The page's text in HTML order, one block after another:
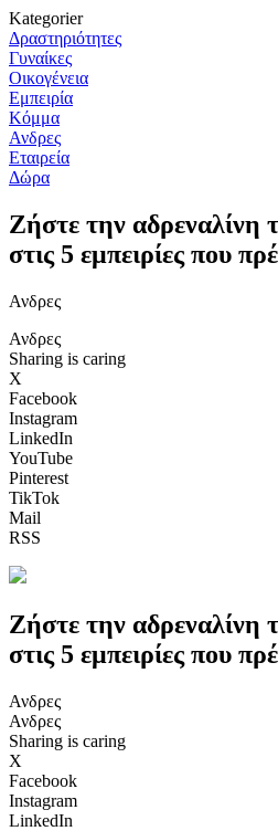
Kategorier
Δραστηριότητες
Γυναίκες
Οικογένεια
Εμπειρία
Κόμμα
Ανδρες
Εταιρεία
Δώρα
Ζήστε την αδρεναλίνη
στις 5 εμπειρίες που
Ανδρες
Ανδρες
Sharing is caring
X
Facebook
Instagram
LinkedIn
YouTube
Pinterest
TikTok
Mail
RSS
Ζήστε την αδρεναλίνη
στις 5 εμπειρίες που
Ανδρες
Ανδρες
Sharing is caring
X
Facebook
Instagram
LinkedIn